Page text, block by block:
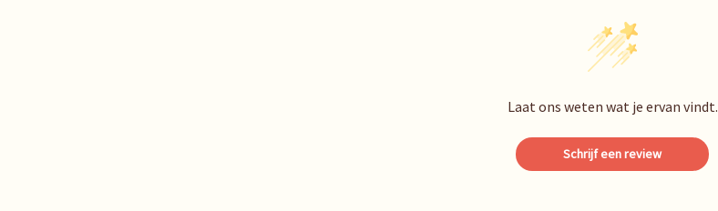
Laat ons weten wat je ervan vindt.
Schrijf een review